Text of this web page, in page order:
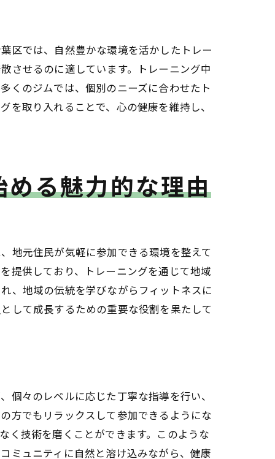
区では、自然豊かな環境を活かしたトレー
させるのに適しています。トレーニング中
くのジムでは、個別のニーズに合わせたト
取り入れることで、心の健康を維持し、
る魅力的な理由
地元住民が気軽に参加できる環境を整えて
提供しており、トレーニングを通じて地域
、地域の伝統を学びながらフィットネスに
して成長するための重要な役割を果たして
々のレベルに応じた丁寧な指導を行い、
方でもリラックスして参加できるようにな
く技術を磨くことができます。このような
ミュニティに自然と溶け込みながら、健康